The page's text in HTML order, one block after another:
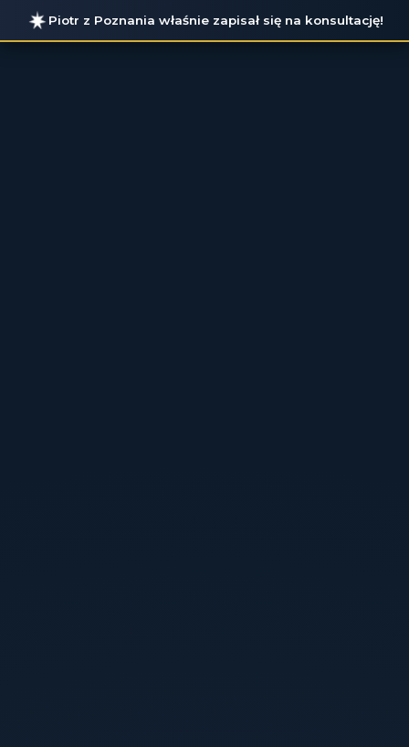
Piotr z Poznania właśnie zapisał się na konsultację!